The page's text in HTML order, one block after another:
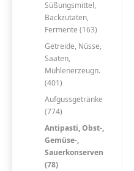
Süßungsmittel,
Backzutaten,
Fermente (163)
Getreide, Nüsse,
Saaten,
Mühlenerzeugn.
(401)
Aufgussgetränke
(774)
Antipasti, Obst-,
Gemüse-,
Sauerkonserven
(78)